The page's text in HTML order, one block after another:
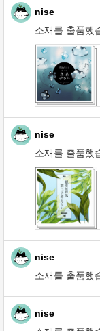
nise
소재를 출품했
nise
소재를 출품했
nise
소재를 출품했
nise